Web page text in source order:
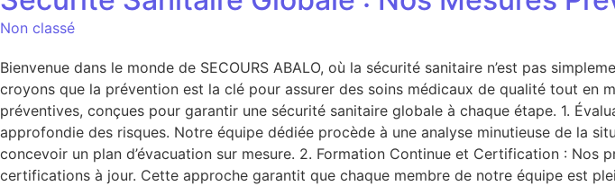
Non classé
Bienvenue dans le monde de SECOURS ABALO, où la sécurité sanitaire n’est pas
croyons que la prévention est la clé pour assurer des soins médicaux de qualité tout en
préventives, conçues pour garantir une sécurité sanitaire globale à chaque étape. 1.
approfondie des risques. Notre équipe dédiée procède à une analyse minutieuse de la
concevoir un plan d’évacuation sur mesure. 2. Formation Continue et Certification :
certifications à jour. Cette approche garantit que chaque membre de notre équipe est